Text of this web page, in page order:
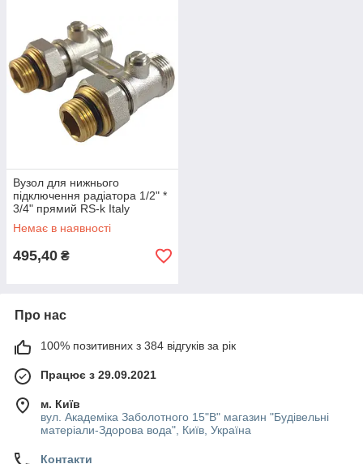
Вузол для нижнього
підключення радіатора 1/2" *
3/4" прямий RS-k Italy
Немає в наявності
495,40 ₴
Про нас
100% позитивних з 384 відгуків за рік
Працює з 29.09.2021
м. Київ
вул. Академіка Заболотного 15"В" магазин "Будівельні
матеріали-Здорова вода", Київ, Україна
Контакти